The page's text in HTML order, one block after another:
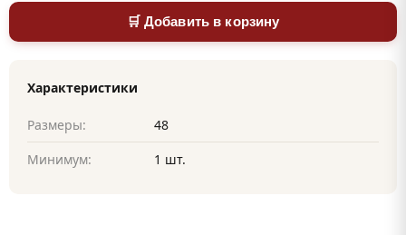
🛒 Добавить в корзину
Характеристики
Размеры:
48
Минимум:
1 шт.